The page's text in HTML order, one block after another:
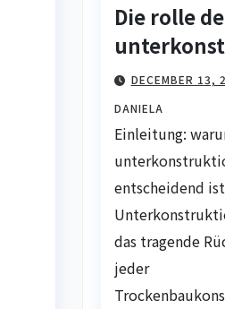
Die rolle
on:
statik im
DECEMBER 13,
DANIELA
Einleitung:
entscheidend
das tragende
jeder